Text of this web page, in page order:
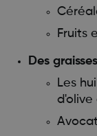
Fruits
Des
Les
d'olive